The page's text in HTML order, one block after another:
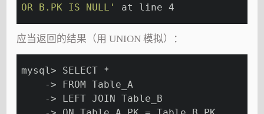
OR B.PK IS NULL'
at line 4
应当返回的结果（用 UNION 模拟）：
mysql> SELECT *
    -> FROM Table_A
    -> LEFT JOIN Table_B